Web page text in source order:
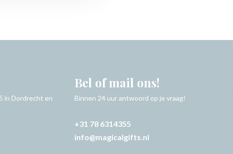
in Dordrecht en
Bel of mail ons!
Binnen 24 uur antwoord op je vraag!
+31 78 6314355
info@magicalgifts.nl